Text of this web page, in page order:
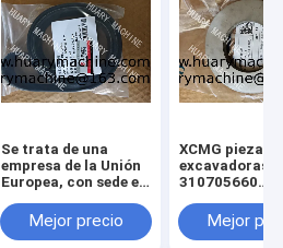
Se trata de una
empresa de la Unión
Europea, con sede en
Mejor precio
XCMG piezas
excavadoras,
310705660
3299000666
329900710
Mejor